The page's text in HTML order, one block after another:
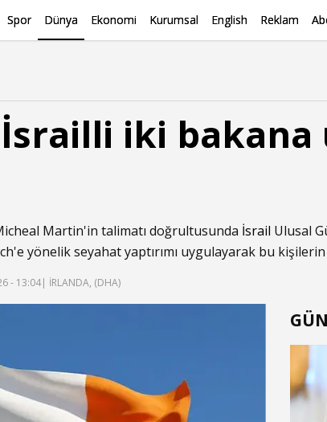
Spor Dünya Ekonomi Kurumsal English Reklam
iki bakana
Martin'in talimatı doğrultusunda İsrail Ulusal
yönelik seyahat yaptırımı uygulayarak bu
- 13:04| İRLANDA, (DHA)